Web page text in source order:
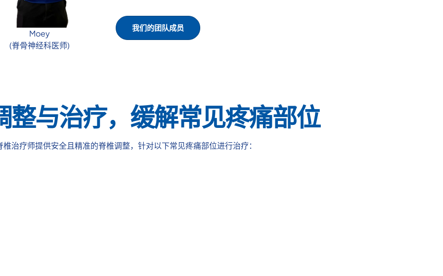
Moey
(脊骨神经科医师)
我们的团队成员
整与治疗，缓解常见疼痛部位
治疗师提供安全且精准的脊椎调整，针对以下常见疼痛部位进行治疗：